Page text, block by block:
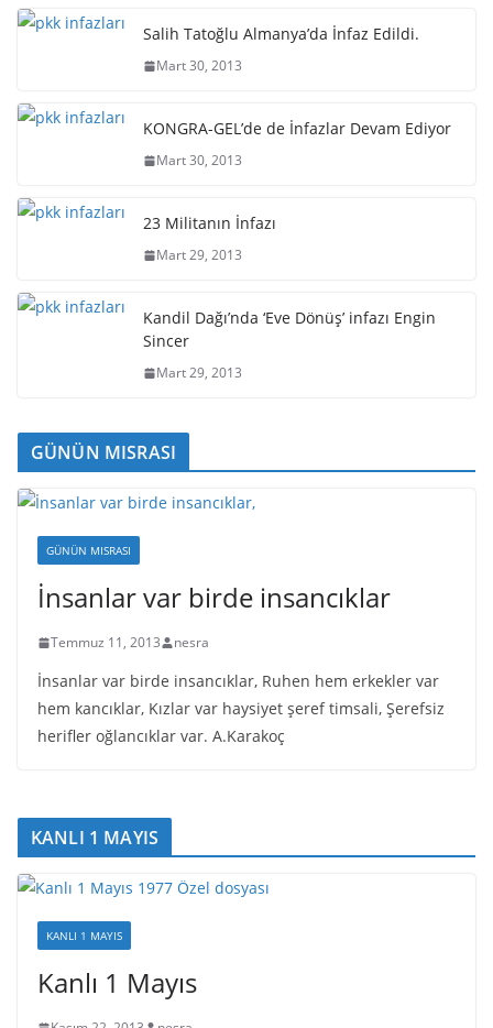
Salih Tatoğlu Almanya’da İnfaz Edildi.
Mart 30, 2013
KONGRA-GEL’de de İnfazlar Devam Ediyor
Mart 30, 2013
23 Militanın İnfazı
Mart 29, 2013
Kandil Dağı’nda ‘Eve Dönüş’ infazı Engin
Sincer
Mart 29, 2013
GÜNÜN MISRASI
GÜNÜN MISRASI
İnsanlar var birde insancıklar
Temmuz 11, 2013 nesra
İnsanlar var birde insancıklar, Ruhen hem erkekler var
hem kancıklar, Kızlar var haysiyet şeref timsali, Şerefsiz
herifler oğlancıklar var. A.Karakoç
KANLI 1 MAYIS
KANLI 1 MAYIS
Kanlı 1 Mayıs